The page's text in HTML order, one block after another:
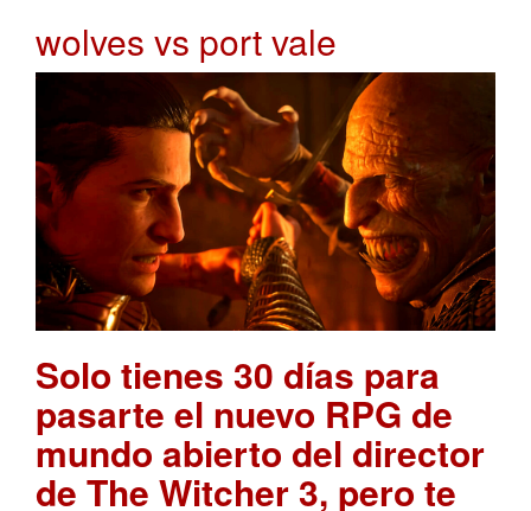
wolves vs port vale
Solo tienes 30 días para
pasarte el nuevo RPG de
mundo abierto del director
de The Witcher 3, pero te